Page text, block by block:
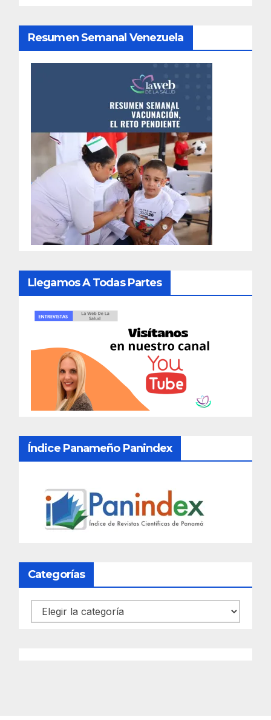
Resumen Semanal Venezuela
Llegamos A Todas Partes
Índice Panameño Panindex
Categorías
Categorías